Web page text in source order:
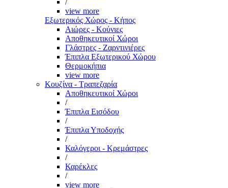
/
view more
Εξωτερικός Χώρος - Κήπος
Αιώρες - Κούνιες
Αποθηκευτικοί Χώροι
Γλάστρες - Ζαρντινιέρες
Έπιπλα Εξωτερικού Χώρου
Θερμοκήπια
view more
Κουζίνα - Τραπεζαρία
Αποθηκευτικοί Χώροι
/
Έπιπλα Εισόδου
/
Έπιπλα Υποδοχής
/
Καλόγεροι - Κρεμάστρες
/
Καρέκλες
/
view more